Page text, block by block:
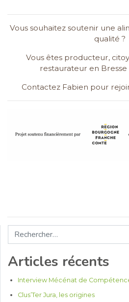
Vous souhaitez soutenir une
qualité ?
Vous êtes producteur,
restaurateur en Bresse
Contactez Fabien pour
Rechercher :
Articles récents
Interview Mécénat de
Clus’Ter Jura, les origines